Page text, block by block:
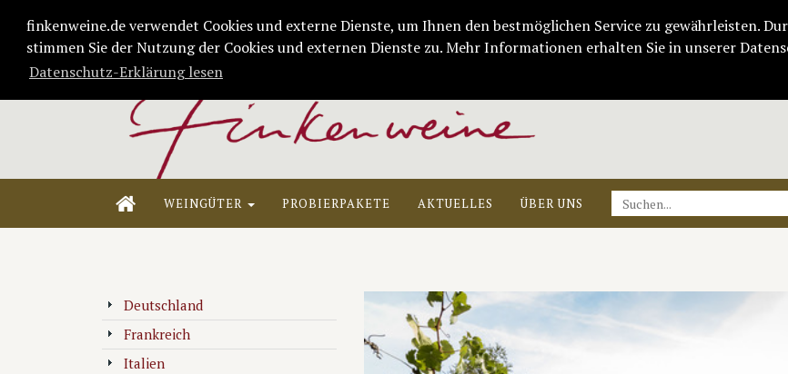
finkenweine.de verwendet Cookies und externe Dienste, um Ihnen den bestmöglichen Service zu gewährleisten.
stimmen Sie der Nutzung der Cookies und externen Dienste zu. Mehr Informationen erhalten Sie in unserer
Datenschutz-Erklärung lesen
WEINGÜTER PROBIERPAKETE AKTUELLES ÜBER UNS
Deutschland
Frankreich
Italien